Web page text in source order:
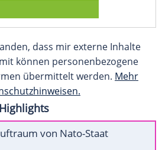
dass mir externe Inhalte
können personenbezogene
übermittelt werden. Mehr
von Nato-Staat